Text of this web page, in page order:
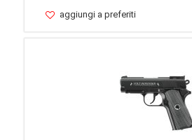
aggiungi a preferiti